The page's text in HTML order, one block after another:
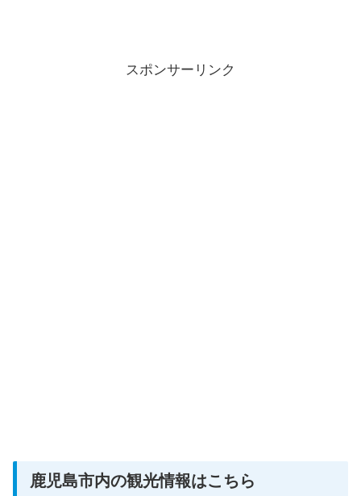
スポンサーリンク
鹿児島市内の観光情報はこちら